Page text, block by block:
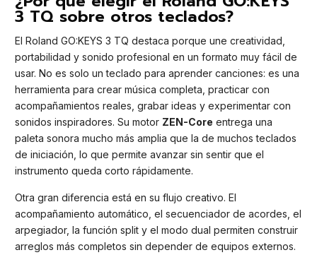
3 TQ sobre otros teclados?
El Roland GO:KEYS 3 TQ destaca porque une creatividad,
portabilidad y sonido profesional en un formato muy fácil de
usar. No es solo un teclado para aprender canciones: es una
herramienta para crear música completa, practicar con
acompañamientos reales, grabar ideas y experimentar con
sonidos inspiradores. Su motor ZEN-Core entrega una
paleta sonora mucho más amplia que la de muchos teclados
de iniciación, lo que permite avanzar sin sentir que el
instrumento queda corto rápidamente.
Otra gran diferencia está en su flujo creativo. El
acompañamiento automático, el secuenciador de acordes, el
arpegiador, la función split y el modo dual permiten construir
arreglos más completos sin depender de equipos externos.